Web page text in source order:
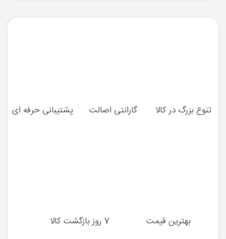
تنوع بزرگ در کالا گارانتی اصالت پشتیبانی حرفه ای
بهترین قیمت 7 روز بازگشت کالا